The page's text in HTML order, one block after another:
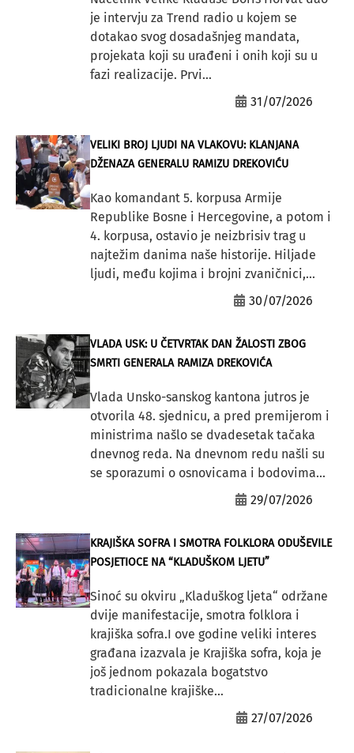
je intervju za Trend radio u kojem se
dotakao svog dosadašnjeg mandata,
projekata koji su urađeni i onih koji su u
fazi realizacije. Prvi...
31/07/2026
VELIKI BROJ LJUDI NA VLAKOVU: KLANJANA
DŽENAZA GENERALU RAMIZU DREKOVIĆU
Kao komandant 5. korpusa Armije
Republike Bosne i Hercegovine, a potom i
4. korpusa, ostavio je neizbrisiv trag u
najtežim danima naše historije. Hiljade
ljudi, među kojima i brojni zvaničnici,...
30/07/2026
VLADA USK: U ČETVRTAK DAN ŽALOSTI ZBOG
SMRTI GENERALA RAMIZA DREKOVIĆA
Vlada Unsko-sanskog kantona jutros je
otvorila 48. sjednicu, a pred premijerom i
ministrima našlo se dvadesetak tačaka
dnevnog reda. Na dnevnom redu našli su
se sporazumi o osnovicama i bodovima...
29/07/2026
KRAJIŠKA SOFRA I SMOTRA FOLKLORA ODUŠEVILE
POSJETIOCE NA “KLADUŠKOM LJETU”
Sinoć su okviru „Kladuškog ljeta“ održane
dvije manifestacije, smotra folklora i
krajiška sofra.I ove godine veliki interes
građana izazvala je Krajiška sofra, koja je
još jednom pokazala bogatstvo
tradicionalne krajiške...
27/07/2026